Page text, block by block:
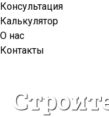
Консультация
Калькулятор
О нас
Контакты